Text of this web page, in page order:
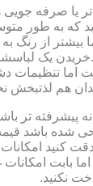
یا صرفه جویی
بیشتر از رنگ
یک
تنظیمات
هم لذتبخش
پیشرفته تر
شده باشد
کنید امکانات
اما بابت
نکنید.